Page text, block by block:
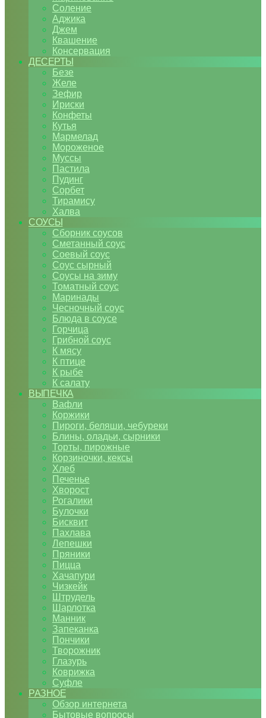
Соление
Аджика
Джем
Квашение
Консервация
ДЕСЕРТЫ
Безе
Желе
Зефир
Ириски
Конфеты
Кутья
Мармелад
Мороженое
Муссы
Пастила
Пудинг
Сорбет
Тирамису
Халва
СОУСЫ
Сборник соусов
Сметанный соус
Соевый соус
Соус сырный
Соусы на зиму
Томатный соус
Маринады
Чесночный соус
Блюда в соусе
Горчица
Грибной соус
К мясу
К птице
К рыбе
К салату
ВЫПЕЧКА
Вафли
Коржики
Пироги, беляши, чебуреки
Блины, оладьи, сырники
Торты, пирожные
Корзиночки, кексы
Хлеб
Печенье
Хворост
Рогалики
Булочки
Бисквит
Пахлава
Лепешки
Пряники
Пицца
Хачапури
Чизкейк
Штрудель
Шарлотка
Манник
Запеканка
Пончики
Творожник
Глазурь
Коврижка
Суфле
РАЗНОЕ
Обзор интернета
Бытовые вопросы